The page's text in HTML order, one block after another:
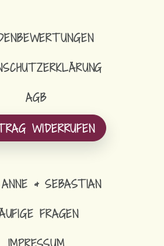
AGB
WIDERRUFEN
& SEBASTIAN
FRAGEN